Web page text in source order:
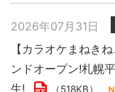
2026年07月31日
【カラオケまねき
ンドオープン!札幌
生!
（518KB）